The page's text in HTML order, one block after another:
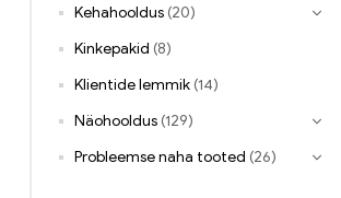
Kehahooldus (20)
Kinkepakid (8)
Klientide lemmik (14)
Näohooldus (129)
Probleemse naha tooted (26)